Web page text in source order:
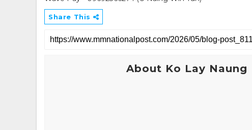
Share This
About Ko Lay Naung